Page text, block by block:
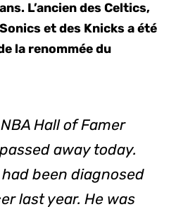
L’ancien des Celtics,
et des Knicks a été
la renommée du
Hall of Famer
away today.
been diagnosed
last year. He was